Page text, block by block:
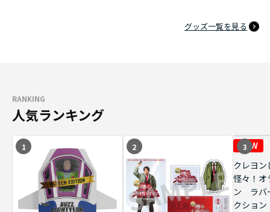
グッズ一覧を見る
RANKING
人気ランキング
1 2 3
クレヨン
怪々！オ
ン ラバ
クショ